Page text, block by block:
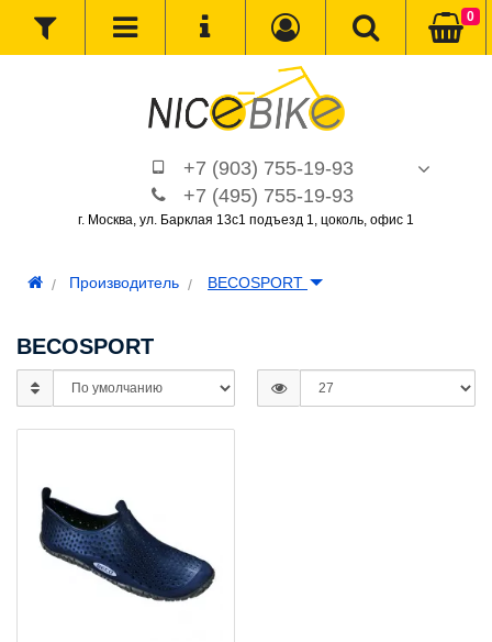
+7 (903) 755-19-93
+7 (495) 755-19-93
г. Москва, ул. Барклая 13с1 подъезд 1, цоколь, офис 1
0
Производитель BECOSPORT
BECOSPORT